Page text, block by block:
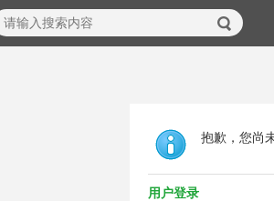
抱歉，您尚
用户登录